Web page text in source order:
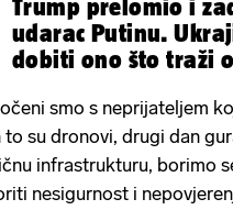
Trump prelomio i
udarac Putinu.
dobiti ono što traži
smo s neprijateljem
to su dronovi, drugi dan
infrastrukturu, borimo
nesigurnost i